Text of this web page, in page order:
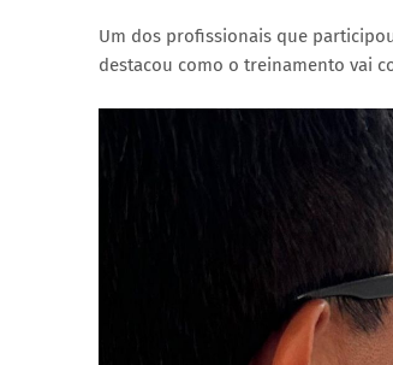
Um dos profissionais que
destacou como o treinamento vai